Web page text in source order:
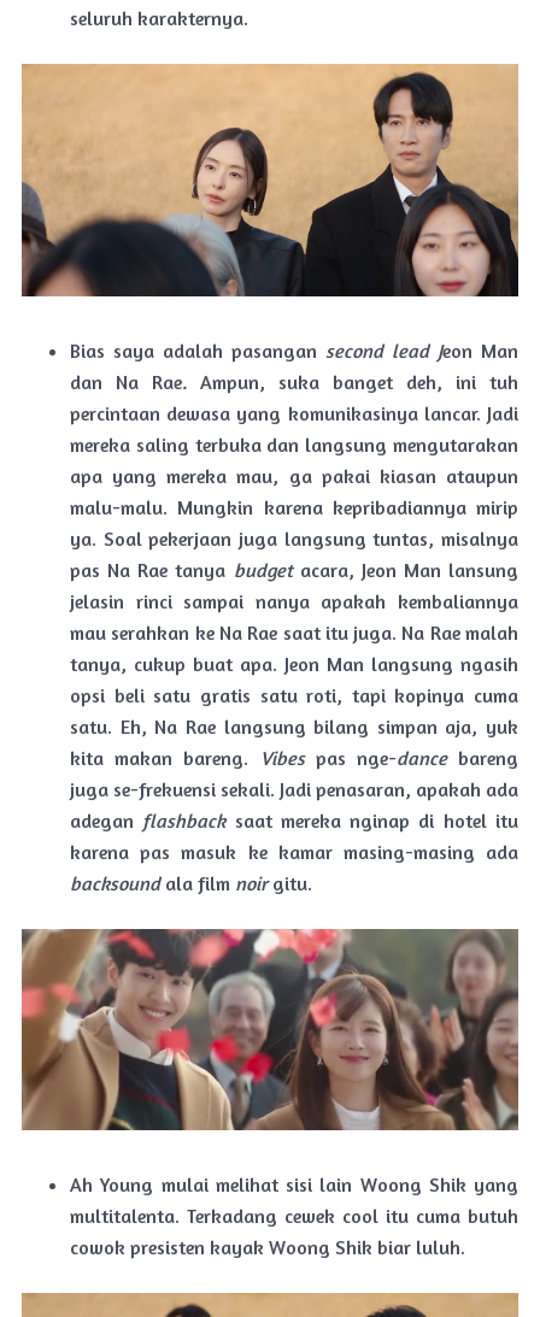
seluruh karakternya.
Bias saya adalah pasangan second lead Jeon Man
dan Na Rae. Ampun, suka banget deh, ini tuh
percintaan dewasa yang komunikasinya lancar. Jadi
mereka saling terbuka dan langsung mengutarakan
apa yang mereka mau, ga pakai kiasan ataupun
malu-malu. Mungkin karena kepribadiannya mirip
ya. Soal pekerjaan juga langsung tuntas, misalnya
pas Na Rae tanya budgetacara, Jeon Man lansung
jelasin rinci sampai nanya apakah kembaliannya
mau serahkan ke Na Rae saat itu juga. Na Rae malah
tanya, cukup buat apa. Jeon Man langsung ngasih
opsi beli satu gratis satu roti, tapi kopinya cuma
satu. Eh, Na Rae langsung bilang simpan aja, yuk
kita makan bareng.
Vibespas nge-dancebareng
juga se-frekuensi sekali. Jadi penasaran, apakah ada
adegan flashbacksaat mereka nginap di hotel itu
karena pas masuk ke kamar masing-masing ada
backsoundala film noirgitu.
Ah Young mulai melihat sisi lain Woong Shik yang
multitalenta. Terkadang cewek cool itu cuma butuh
cowok presisten kayak Woong Shik biar luluh.